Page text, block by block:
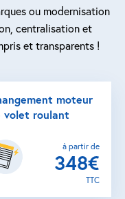
ou modernisation
centralisation et
et transparents !
moteur
volet roulant
à partir de
348€
TTC